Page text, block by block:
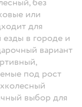
или
для
в городе и
вариант
под рост
выбор для